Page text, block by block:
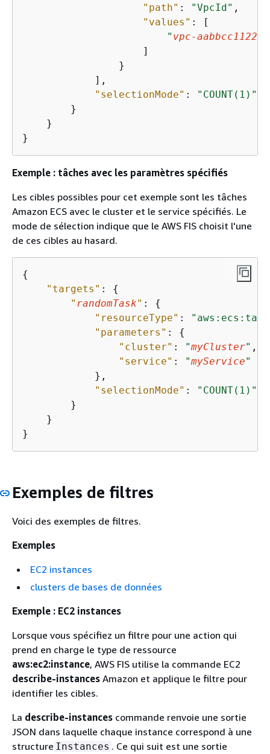
"path" : "VpcId" ,
"values" : [
" vpc-
                    ]
                }
            ],
"selectionMode" :
"COUNT(1)"
        }
    }
}
Exemple : tâches avec les paramètres spécifiés
Les cibles possibles pour cet exemple sont les tâches
Amazon ECS avec le cluster et le service spécifiés. Le
mode de sélection indique que le AWS FIS choisit l'une
de ces cibles au hasard.
{
"targets" : {
" randomTask" : {
"resourceType" :
"parameters" : {
"cluster" : "myCluster" ,
"service" : "myService"
            },
"selectionMode" :
"COUNT(1)"
        }
    }
}
Exemples de filtres
Voici des exemples de filtres.
Exemples
EC2 instances
clusters de bases de données
Exemple : EC2 instances
Lorsque vous spécifiez un filtre pour une action qui
prend en charge le type de ressource
aws:ec2:instance, AWS FIS utilise la commande EC2
describe-instances Amazon et applique le filtre pour
identifier les cibles.
La describe-instances commande renvoie une sortie
JSON dans laquelle chaque instance correspond à une
structure Instances . Ce qui suit est une sortie